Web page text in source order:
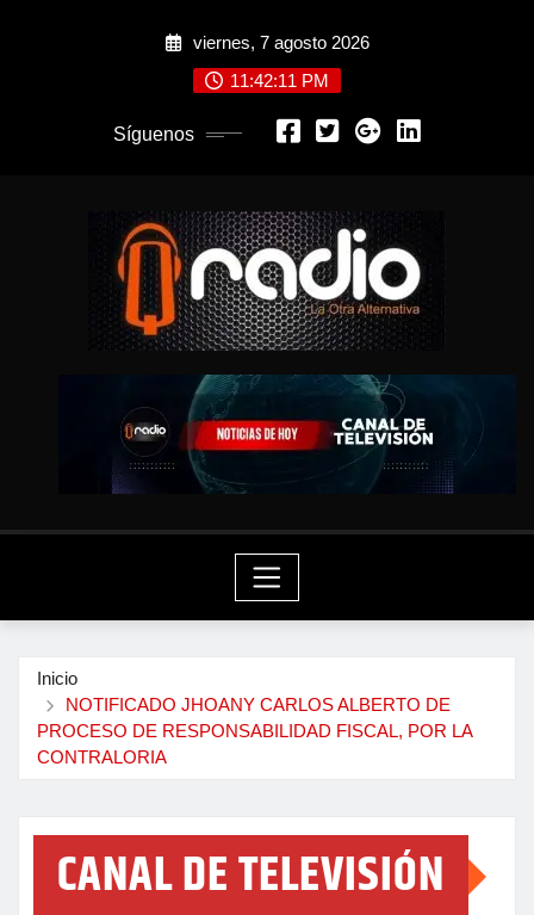
viernes, 7 agosto 2026
11:42:12 PM
Síguenos
Inicio
NOTIFICADO JHOANY CARLOS ALBERTO DE
PROCESO DE RESPONSABILIDAD FISCAL, POR LA
CONTRALORIA
CANAL DE TELEVISIÓN